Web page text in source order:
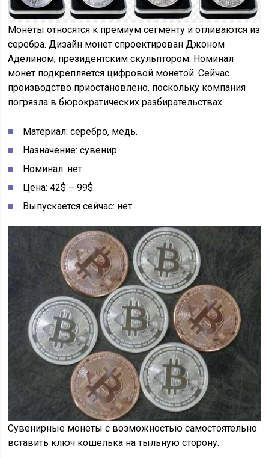
Монеты относятся к премиум сегменту и отливаются из
серебра. Дизайн монет спроектирован Джоном
Аделином, президентским скульптором. Номинал
монет подкрепляется цифровой монетой. Сейчас
производство приостановлено, поскольку компания
погрязла в бюрократических разбирательствах.
Материал: серебро, медь.
Назначение: сувенир.
Номинал: нет.
Цена: 42$ – 99$.
Выпускается сейчас: нет.
Сувенирные монеты с возможностью самостоятельно
вставить ключ кошелька на тыльную сторону.